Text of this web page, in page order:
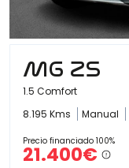
MG ZS
1.5 Comfort
8.195 Kms
Manual
Precio financiado 100%
21.400€